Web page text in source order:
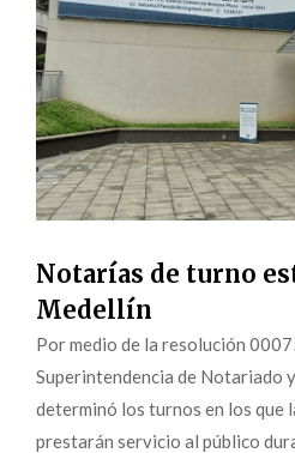
Notarías de turno
Medellín
Por medio de la resolución
Superintendencia de Notariado
determinó los turnos en los que
prestarán servicio al público